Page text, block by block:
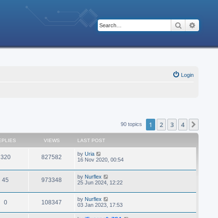
Search
Login
90 topics 1 2 3 4
VIEWS LAST POST
320 827582 by Uria
16 Nov 2020, 00:54
45 973348 by Nurflex
25 Jun 2024, 12:22
0 108347 by Nurflex
03 Jan 2023, 17:53